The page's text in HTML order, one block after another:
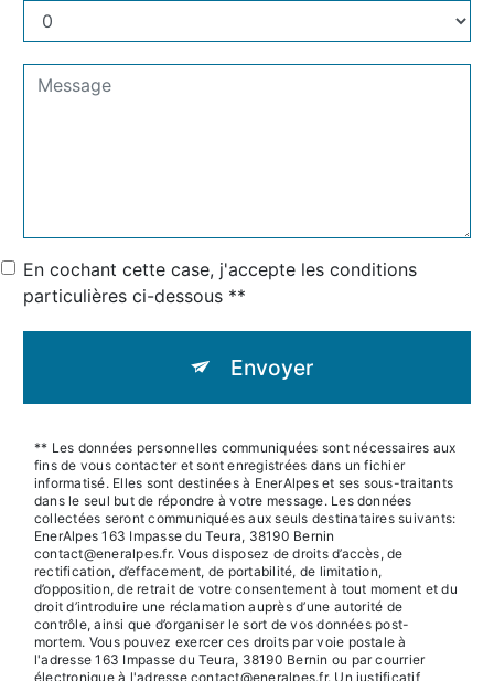
En cochant cette case, j'accepte les conditions
particulières ci-dessous **
Envoyer
** Les données personnelles communiquées sont nécessaires aux
fins de vous contacter et sont enregistrées dans un fichier
informatisé. Elles sont destinées à EnerAlpes et ses sous-traitants
dans le seul but de répondre à votre message. Les données
collectées seront communiquées aux seuls destinataires suivants:
EnerAlpes 163 Impasse du Teura, 38190 Bernin
contact@eneralpes.fr. Vous disposez de droits d’accès, de
rectification, d’effacement, de portabilité, de limitation,
d’opposition, de retrait de votre consentement à tout moment et du
droit d’introduire une réclamation auprès d’une autorité de
contrôle, ainsi que d’organiser le sort de vos données post-
mortem. Vous pouvez exercer ces droits par voie postale à
l'adresse 163 Impasse du Teura, 38190 Bernin ou par courrier
électronique à l'adresse contact@eneralpes.fr. Un justificatif